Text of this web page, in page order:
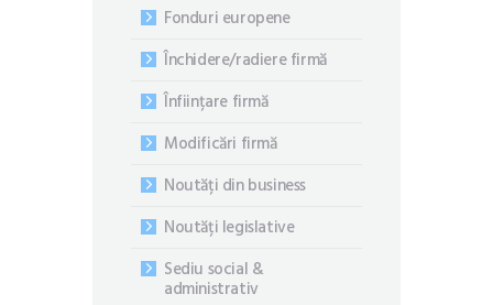
Fonduri europene
Închidere/radiere firmă
Înființare firmă
Modificări firmă
Noutăți din business
Noutăți legislative
Sediu social &
administrativ